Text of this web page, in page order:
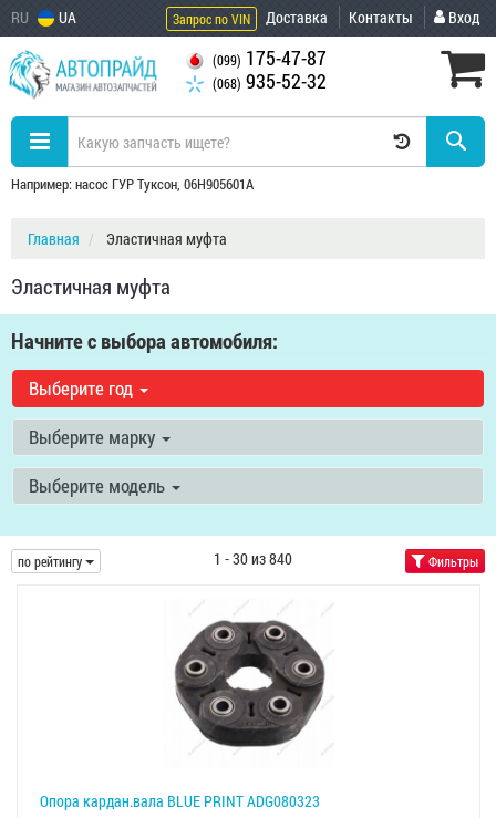
RU UA Запрос по VIN Доставка Контакты Вход
(099) 175-47-87
(068) 935-52-32
Например: насос ГУР Туксон, 06H905601A
Главная Эластичная муфта
Эластичная муфта
Начните с выбора автомобиля:
Выберите год
Выберите марку
Выберите модель
по рейтингу 1 - 30 из 840 Фильтры
Опора кардан.вала BLUE PRINT ADG080323